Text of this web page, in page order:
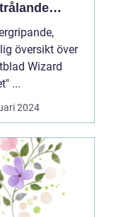
av
översikt över
Wizard
Sunset" ...
2024